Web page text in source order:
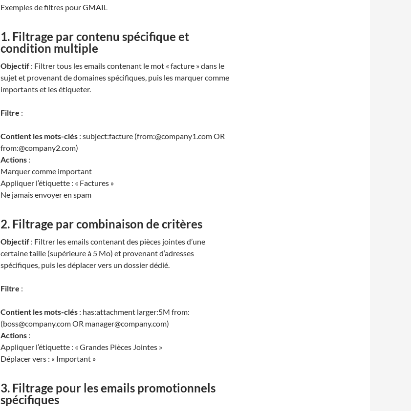
Exemples de filtres pour GMAIL
1. Filtrage par contenu spécifique et
condition multiple
Objectif : Filtrer tous les emails contenant le mot « facture » dans le
sujet et provenant de domaines spécifiques, puis les marquer comme
importants et les étiqueter.
Filtre :
Contient les mots-clés : subject:facture (from:@company1.com OR
from:@company2.com)
Actions :
Marquer comme important
Appliquer l’étiquette : « Factures »
Ne jamais envoyer en spam
2. Filtrage par combinaison de critères
Objectif : Filtrer les emails contenant des pièces jointes d’une
certaine taille (supérieure à 5 Mo) et provenant d’adresses
spécifiques, puis les déplacer vers un dossier dédié.
Filtre :
Contient les mots-clés : has:attachment larger:5M from:
(boss@company.com OR manager@company.com)
Actions :
Appliquer l’étiquette : « Grandes Pièces Jointes »
Déplacer vers : « Important »
3. Filtrage pour les emails promotionnels
spécifiques